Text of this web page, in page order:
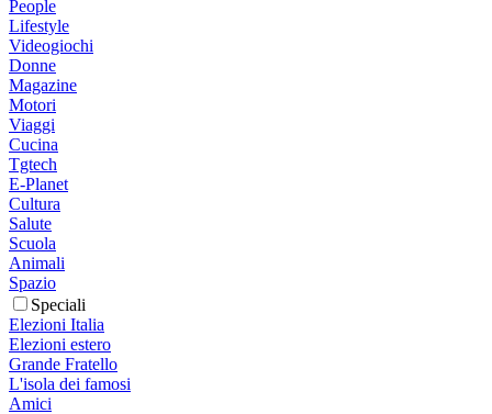
People
Lifestyle
Videogiochi
Donne
Magazine
Motori
Viaggi
Cucina
Tgtech
E-Planet
Cultura
Salute
Scuola
Animali
Spazio
Speciali
Elezioni Italia
Elezioni estero
Grande Fratello
L'isola dei famosi
Amici